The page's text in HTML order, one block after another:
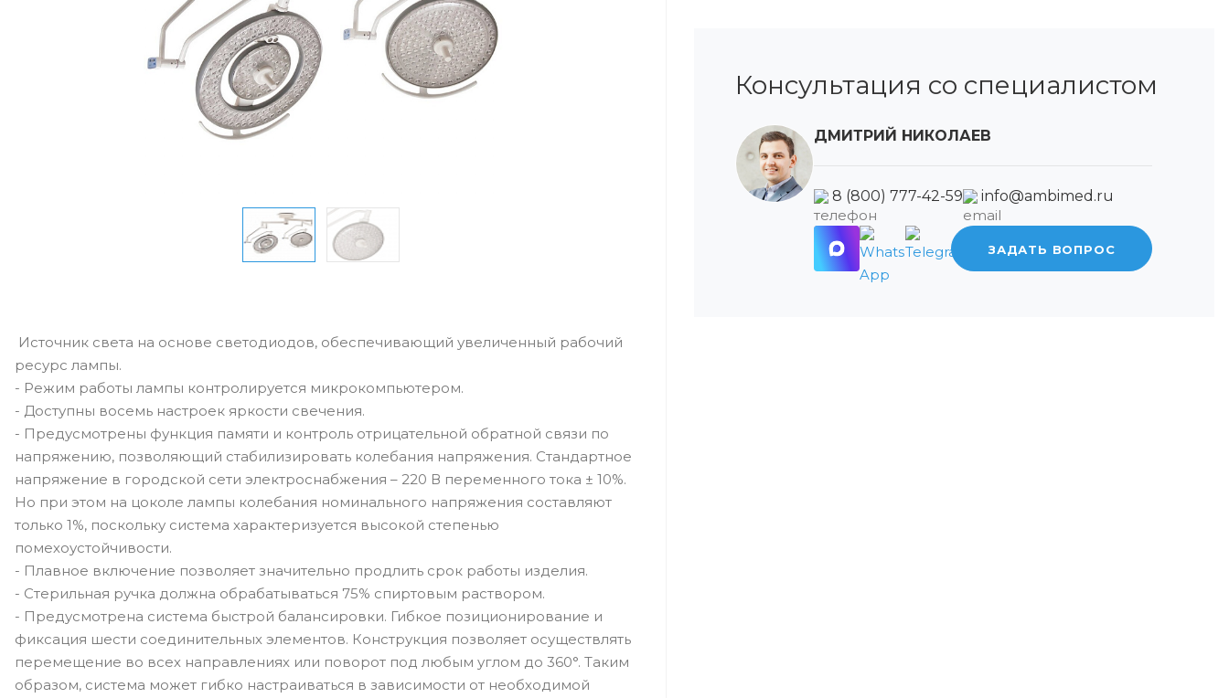
Консультация со специалистом
ДМИТРИЙ НИКОЛАЕВ
8 (800) 777-42-59 info@ambimed.ru
ЗАДАТЬ ВОПРОС
Источник света на основе светодиодов, обеспечивающий увеличенный рабочий
ресурс лампы.
- Режим работы лампы контролируется микрокомпьютером.
- Доступны восемь настроек яркости свечения.
- Предусмотрены функция памяти и контроль отрицательной обратной связи по
напряжению, позволяющий стабилизировать колебания напряжения. Стандартное
напряжение в городской сети электроснабжения – 220 В переменного тока ± 10%.
Но при этом на цоколе лампы колебания номинального напряжения составляют
только 1%, поскольку система характеризуется высокой степенью
помехоустойчивости.
- Плавное включение позволяет значительно продлить срок работы изделия.
- Стерильная ручка должна обрабатываться 75% спиртовым раствором.
- Предусмотрена система быстрой балансировки. Гибкое позиционирование и
фиксация шести соединительных элементов. Конструкция позволяет осуществлять
перемещение во всех направлениях или поворот под любым углом до 360°. Таким
образом, система может гибко настраиваться в зависимости от необходимой